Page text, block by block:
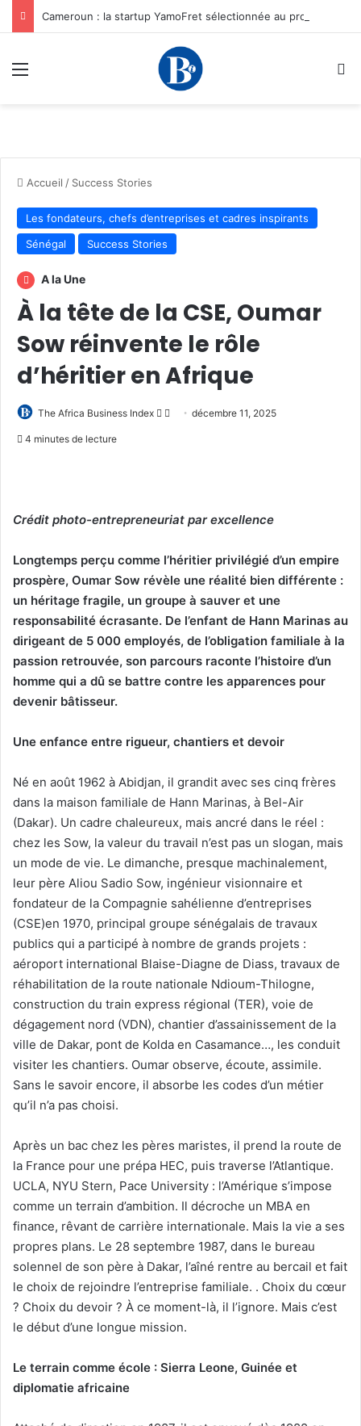
Menu
Accueil / Success Stories
Les fondateurs, chefs d’entreprises et cadres inspirants
Sénégal
Success Stories
A la Une
À la tête de la CSE, Oumar
Sow réinvente le rôle
d’héritier en Afrique
The Africa Business Index
Follow
Envoyerdécembre 11, 2025
4 minutes de lecture
Crédit photo-entrepreneuriat par excellence
Longtemps perçu comme l’héritier privilégié d’un empire
prospère, Oumar Sow révèle une réalité bien différente :
un héritage fragile, un groupe à sauver et une
responsabilité écrasante. De l’enfant de Hann Marinas au
dirigeant de 5 000 employés, de l’obligation familiale à la
passion retrouvée, son parcours raconte l’histoire d’un
homme qui a dû se battre contre les apparences pour
devenir bâtisseur.
Une enfance entre rigueur, chantiers et devoir
Né en août 1962 à Abidjan, il grandit avec ses cinq frères
dans la maison familiale de Hann Marinas, à Bel-Air
(Dakar). Un cadre chaleureux, mais ancré dans le réel :
chez les Sow, la valeur du travail n’est pas un slogan, mais
un mode de vie. Le dimanche, presque machinalement,
leur père Aliou Sadio Sow, ingénieur visionnaire et
fondateur de la Compagnie sahélienne d’entreprises
(CSE)en 1970, principal groupe sénégalais de travaux
publics qui a participé à nombre de grands projets :
aéroport international Blaise-Diagne de Diass, travaux de
réhabilitation de la route nationale Ndioum-Thilogne,
construction du train express régional (TER), voie de
dégagement nord (VDN), chantier d’assainissement de la
ville de Dakar, pont de Kolda en Casamance…, les conduit
visiter les chantiers. Oumar observe, écoute, assimile.
Sans le savoir encore, il absorbe les codes d’un métier
qu’il n’a pas choisi.
Après un bac chez les pères maristes, il prend la route de
la France pour une prépa HEC, puis traverse l’Atlantique.
UCLA, NYU Stern, Pace University : l’Amérique s’impose
comme un terrain d’ambition. Il décroche un MBA en
finance, rêvant de carrière internationale. Mais la vie a ses
propres plans. Le 28 septembre 1987, dans le bureau
solennel de son père à Dakar, l’aîné rentre au bercail et fait
le choix de rejoindre l’entreprise familiale. . Choix du cœur
? Choix du devoir ? À ce moment-là, il l’ignore. Mais c’est
le début d’une longue mission.
Le terrain comme école : Sierra Leone, Guinée et
diplomatie africaine